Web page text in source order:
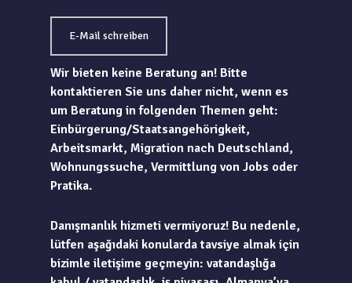
E-Mail schreiben
Wir bieten keine Beratung an! Bitte
kontaktieren Sie uns daher nicht, wenn es
um Beratung in folgenden Themen geht:
Einbürgerung/Staatsangehörigkeit,
Arbeitsmarkt, Migration nach Deutschland,
Wohnungssuche, Vermittlung von Jobs oder
Pratika.
Danışmanlık hizmeti vermiyoruz! Bu nedenle,
lütfen aşağıdaki konularda tavsiye almak için
bizimle iletişime geçmeyin: vatandaşlığa